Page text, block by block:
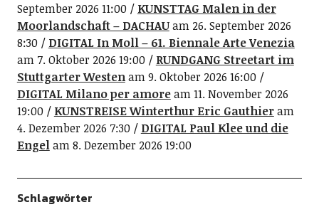
September 2026 11:00
KUNSTTAG Malen in der
Moorlandschaft – DACHAUam 26. September 2026
8:30
DIGITAL In Moll – 61. Biennale Arte Venezia
am 7. Oktober 2026 19:00
RUNDGANG Streetart im
Stuttgarter Westenam 9. Oktober 2026 16:00
DIGITAL Milano per amoream 11. November 2026
19:00
KUNSTREISE Winterthur Eric Gauthieram
4. Dezember 2026 7:30
DIGITAL Paul Klee und die
Engelam 8. Dezember 2026 19:00
Schlagwörter